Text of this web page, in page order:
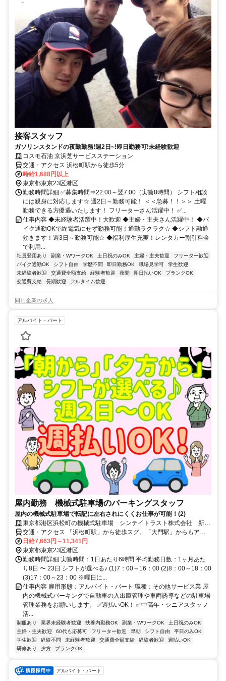
接客スタッフ
ガソリンスタンドの夜勤勤務!週2日~!即日勤務可!未経験歓迎
コスモ石油 京浜芝サービスステーション
交通・アクセス 浜松町駅から徒歩5分
時給1,688円以上
東京都東京23区港区
勤務時間詳細 ✅募集時間⇒22:00～翌7:00（実働8時間） シフト相談
には親身に対応します☆ 週2日～勤務可能！ ＜＜急募！！＞＞ 土曜
勤務できる方優遇いたします！ フリーターさん活躍中！ ✅...
仕事内容 ◆未経験者活躍中！大歓迎 ◆主婦・主夫さん活躍中！ ◆バ
イク通勤OKで終電気にせず勤務可能！通勤ラクラク☆ ◆シフト融通
効きます！週3日～勤務可能☆ ◆福利厚生充実！レンタカー割引料金
で利用...
社員登用あり 副業・WワークOK 土日祝のみOK 主婦・主夫歓迎
フリーター歓迎
バイク通勤OK
シフト自由 学歴不問 即日勤務OK 職場見学可
学生歓迎
未経験者歓迎
交通費全額支給 経験者歓迎 夜間 即日払いOK
ブランクOK
交通費支給
長期歓迎 フルタイム歓迎
同じ企業の求人
アルバイト・パート
屋内勤務 機械式駐車場のパーキングスタッフ
屋内の機械式駐車場で転記に左右されにくくお仕事が可能！(2)
東京都港区浜松町の機械式駐車場 シンテイトラスト株式会社 新橋
支社
交通・アクセス 「浜松町駅」から徒歩スグ。「大門駅」からもアク
セス便利
日給7,663円～11,341円
東京都東京23区港区
勤務時間詳細 実働時間：1日あたり6時間 平均勤務日数：1ヶ月あた
り8日 〜 23日 シフトが選べる♪ (1)7：00～16：00 (2)8：00～18：00
(3)17：00～23：00 ※曜日に...
仕事内容 雇用形態：アルバイト・パート 職種：その他サービス業 屋
内の機械式パーキングで自動車の入出庫管理や車両誘導などの駐車場
管理業務をお願いします。 ✅週払いOK！ ✅中高年・シニアスタッフ
活...
制服あり 業界未経験者歓迎 扶養内勤務OK 副業・WワークOK
土日祝のみOK
主婦・主夫歓迎
60代も応募可 フリーター歓迎 早朝 シフト自由
平日のみOK
学生歓迎
経験不問 未経験者歓迎 交通費全額支給 経験者歓迎
週払いOK
研修あり
夕方 ブランクOK
アルバイト・パート